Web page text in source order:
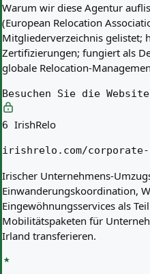
Warum wir diese Agentur
(European Relocation
Mitgliederverzeichnis gelistet;
Zertifizierungen; fungiert als
globale Relocation-
Besuchen Sie die Website
6 IrishRelo
irishrelo.com/
Irischer Unternehmens-
Einwanderungskoordination,
Eingewöhnungsservices als
Mobilitätspaketen für
Irland transferieren.